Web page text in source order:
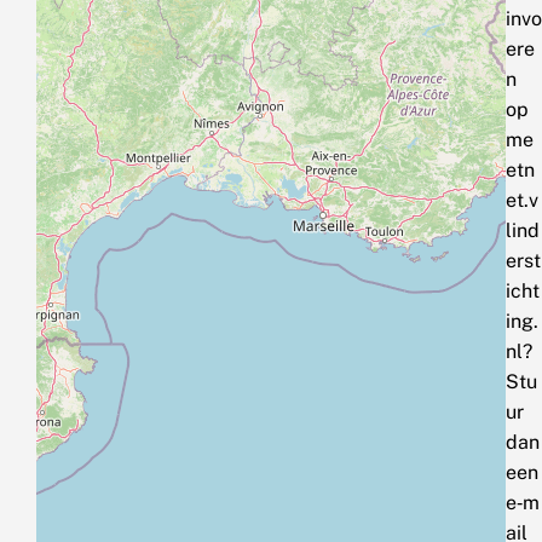
invo
ere
n
op
me
etn
et.v
lind
erst
icht
ing.
nl?
Stu
ur
dan
een
e‑m
ail